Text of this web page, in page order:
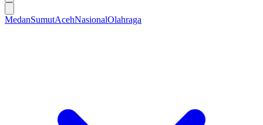
MedanSumutAcehNasionalOlahraga